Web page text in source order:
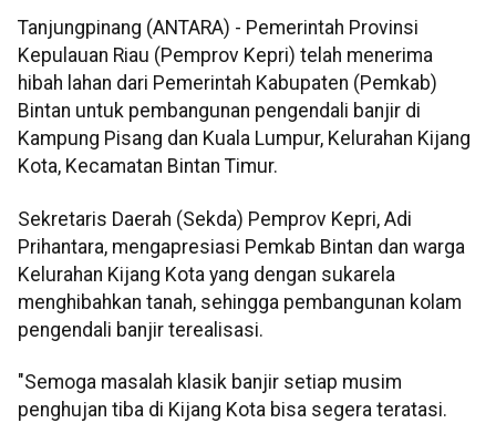
Tanjungpinang (ANTARA) - Pemerintah Provinsi
Kepulauan Riau (Pemprov Kepri) telah menerima
hibah lahan dari Pemerintah Kabupaten (Pemkab)
Bintan untuk pembangunan pengendali banjir di
Kampung Pisang dan Kuala Lumpur, Kelurahan Kijang
Kota, Kecamatan Bintan Timur.
Sekretaris Daerah (Sekda) Pemprov Kepri, Adi
Prihantara, mengapresiasi Pemkab Bintan dan warga
Kelurahan Kijang Kota yang dengan sukarela
menghibahkan tanah, sehingga pembangunan kolam
pengendali banjir terealisasi.
"Semoga masalah klasik banjir setiap musim
penghujan tiba di Kijang Kota bisa segera teratasi.